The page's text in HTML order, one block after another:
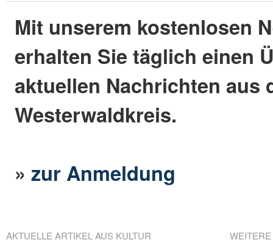
Mit unserem kostenlosen
erhalten Sie täglich einen
aktuellen Nachrichten aus
Westerwaldkreis.
»zur Anmeldung
AKTUELLE ARTIKEL AUS KULTUR